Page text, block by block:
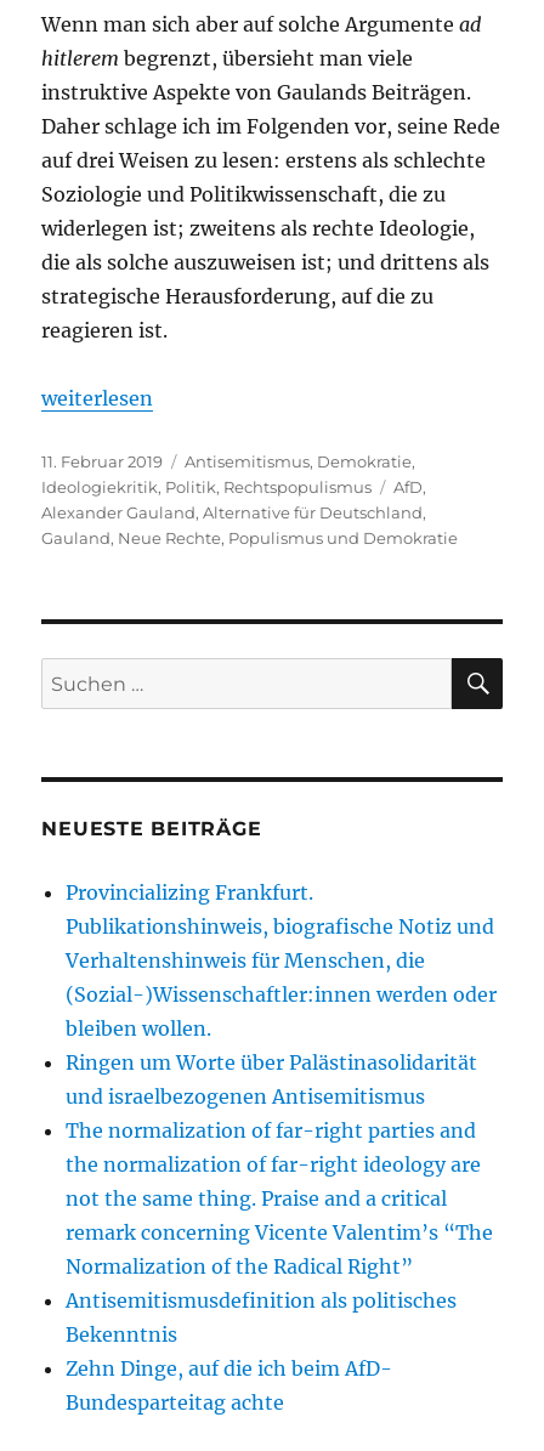
Wenn man sich aber auf solche Argumentead
hitlerem begrenzt, übersieht man viele
instruktive Aspekte von Gaulands Beiträgen.
Daher schlage ich im Folgenden vor, seine Rede
auf drei Weisen zu lesen: erstens als schlechte
Soziologie und Politikwissenschaft, die zu
widerlegen ist; zweitens als rechte Ideologie,
die als solche auszuweisen ist; und drittens als
strategische Herausforderung, auf die zu
reagieren ist.
„Rechter Ideologe und schlechter Soziologe.
weiterlesen
Veröffentlicht
am
11. Februar 2019 Kategorien
Antisemitismus, Demokratie,
Ideologiekritik, Politik, Rechtspopulismus Schlagwörter
AfD,
Alexander Gauland,Alternative für Deutschland,
Gauland, Neue Rechte, Populismus und Demokratie
Suche
nach:
NEUESTE BEITRÄGE
Provincializing Frankfurt.
Publikationshinweis, biografische Notiz und
Verhaltenshinweis für Menschen, die
(Sozial-)Wissenschaftler:innen werden oder
bleiben wollen.
Ringen um Worte über Palästinasolidarität
und israelbezogenen Antisemitismus
The normalization of far-right parties and
the normalization of far-right ideology are
not the same thing. Praise and a critical
remark concerning Vicente Valentim’s “The
Normalization of the Radical Right”
Antisemitismusdefinition als politisches
Bekenntnis
Zehn Dinge, auf die ich beim AfD-
Bundesparteitag achte